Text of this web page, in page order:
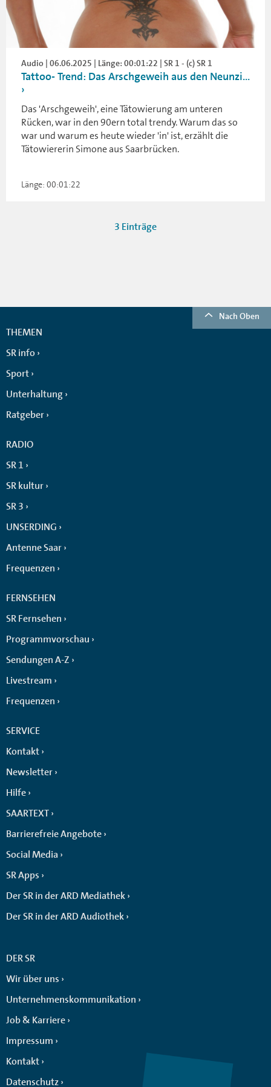
Audio | 06.06.2025 | Länge: 00:01:22 | SR 1 - (c) SR 1
Tattoo- Trend: Das Arschgeweih aus den Neunzi...
Das 'Arschgeweih', eine Tätowierung am unteren
Rücken, war in den 90ern total trendy. Warum das so
war und warum es heute wieder 'in' ist, erzählt die
Tätowiererin Simone aus Saarbrücken.
Länge: 00:01:22
3 Einträge
Nach Oben
THEMEN
SR info
Sport
Unterhaltung
Ratgeber
RADIO
SR 1
SR kultur
SR 3
UNSERDING
Antenne Saar
Frequenzen
FERNSEHEN
SR Fernsehen
Programmvorschau
Sendungen A-Z
Livestream
Frequenzen
SERVICE
Kontakt
Newsletter
Hilfe
SAARTEXT
Barrierefreie Angebote
Social Media
SR Apps
Der SR in der ARD Mediathek
Der SR in der ARD Audiothek
DER SR
Wir über uns
Unternehmenskommunikation
Job & Karriere
Impressum
Kontakt
Datenschutz